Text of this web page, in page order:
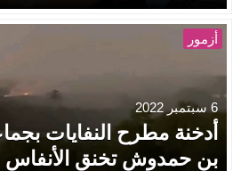
أزمور
6 سبتمبر 2022
أدخنة مطرح النفايات
بن حمدوش تخنق الأنفاس